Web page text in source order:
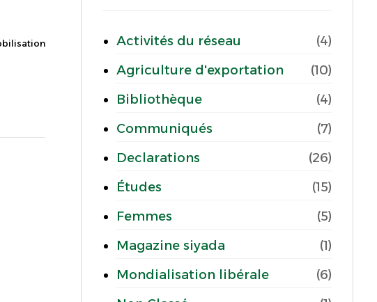
Activités du réseau
(4)
Agriculture d'exportation
(10)
Bibliothèque
(4)
Communiqués
(7)
Declarations
(26)
Études
(15)
Femmes
(5)
Magazine siyada
(1)
Mondialisation libérale
(6)